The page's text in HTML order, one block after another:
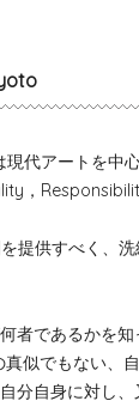
代アートを中
，
提供すべく、
者であるかを知
似でもない、
分自身に対し、